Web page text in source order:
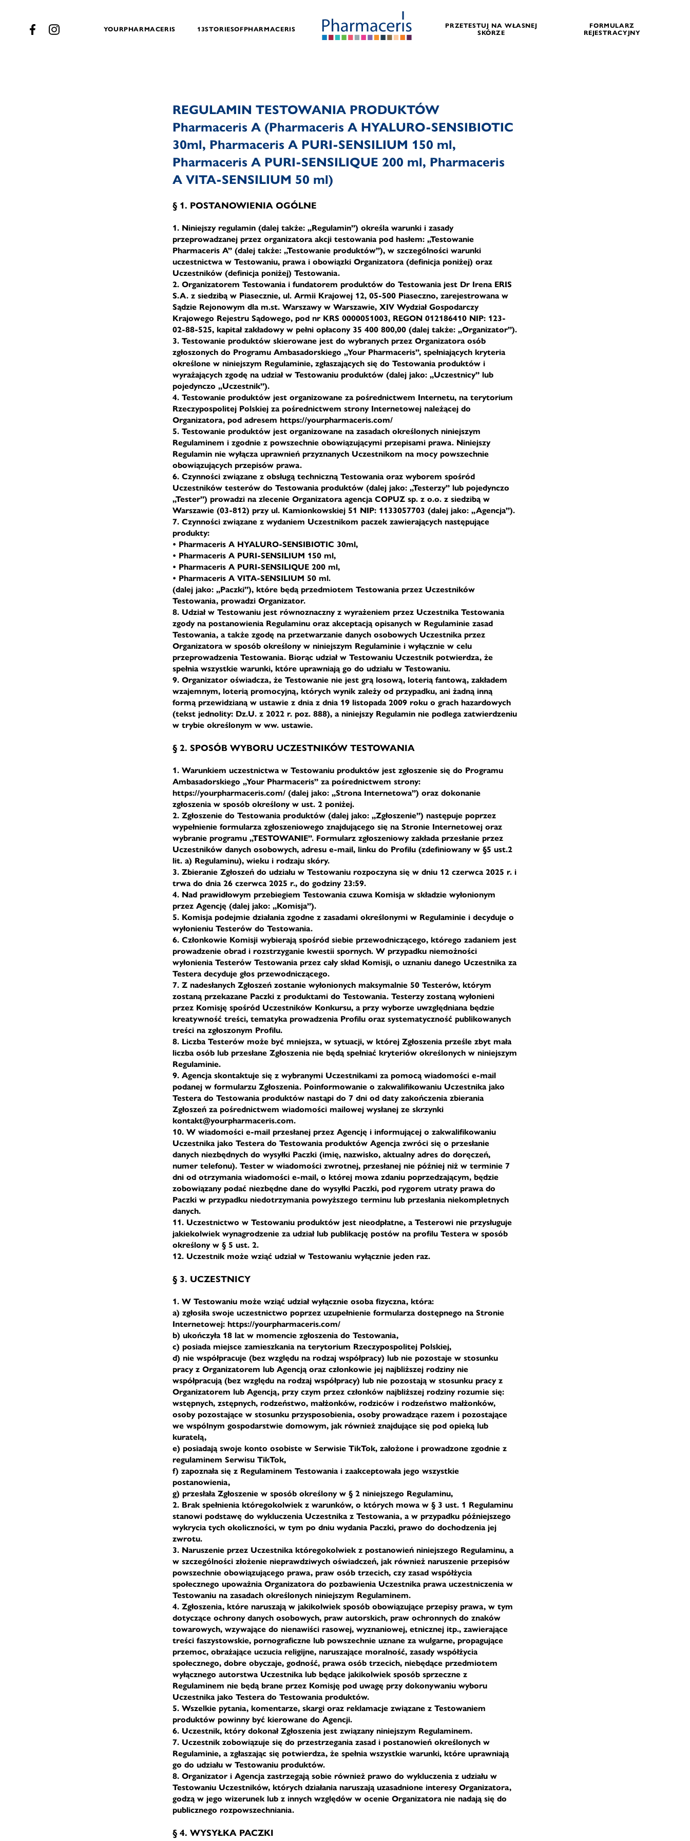
YOURPHARMACERIS 13STORIESOFPHARMACERIS
PRZETESTUJ NA WŁASNEJ
SKÓRZE
FORMULARZ
REJESTRACYJNY
REGULAMIN TESTOWANIA PRODUKTÓW
Pharmaceris A (Pharmaceris A HYALURO-SENSIBIOTIC
30ml, Pharmaceris A PURI-SENSILIUM 150 ml,
Pharmaceris A PURI-SENSILIQUE 200 ml, Pharmaceris
A VITA-SENSILIUM 50 ml)
§ 1. POSTANOWIENIA OGÓLNE
1. Niniejszy regulamin (dalej także: „Regulamin”) określa warunki i zasady
przeprowadzanej przez organizatora akcji testowania pod hasłem: „Testowanie
Pharmaceris A” (dalej także: „Testowanie produktów”), w szczególności warunki
uczestnictwa w Testowaniu, prawa i obowiązki Organizatora (definicja poniżej) oraz
Uczestników (definicja poniżej) Testowania.
2. Organizatorem Testowania i fundatorem produktów do Testowania jest Dr Irena ERIS
S.A. z siedzibą w Piasecznie, ul. Armii Krajowej 12, 05-500 Piaseczno, zarejestrowana w
Sądzie Rejonowym dla m.st. Warszawy w Warszawie, XIV Wydział Gospodarczy
Krajowego Rejestru Sądowego, pod nr KRS 0000051003, REGON 012186410 NIP: 123-
02-88-525, kapitał zakładowy w pełni opłacony 35 400 800,00 (dalej także: „Organizator”).
3. Testowanie produktów skierowane jest do wybranych przez Organizatora osób
zgłoszonych do Programu Ambasadorskiego „Your Pharmaceris”, spełniających kryteria
określone w niniejszym Regulaminie, zgłaszających się do Testowania produktów i
wyrażających zgodę na udział w Testowaniu produktów (dalej jako: „Uczestnicy” lub
pojedynczo „Uczestnik”).
4. Testowanie produktów jest organizowane za pośrednictwem Internetu, na terytorium
Rzeczypospolitej Polskiej za pośrednictwem strony Internetowej należącej do
Organizatora, pod adresem https://yourpharmaceris.com/
5. Testowanie produktów jest organizowane na zasadach określonych niniejszym
Regulaminem i zgodnie z powszechnie obowiązującymi przepisami prawa. Niniejszy
Regulamin nie wyłącza uprawnień przyznanych Uczestnikom na mocy powszechnie
obowiązujących przepisów prawa.
6. Czynności związane z obsługą techniczną Testowania oraz wyborem spośród
Uczestników testerów do Testowania produktów (dalej jako: „Testerzy” lub pojedynczo
„Tester”) prowadzi na zlecenie Organizatora agencja COPUZ sp. z o.o. z siedzibą w
Warszawie (03-812) przy ul. Kamionkowskiej 51 NIP: 1133057703 (dalej jako: „Agencja”).
7. Czynności związane z wydaniem Uczestnikom paczek zawierających następujące
produkty:
• Pharmaceris A HYALURO-SENSIBIOTIC 30ml,
• Pharmaceris A PURI-SENSILIUM 150 ml,
• Pharmaceris A PURI-SENSILIQUE 200 ml,
• Pharmaceris A VITA-SENSILIUM 50 ml.
(dalej jako: „Paczki”), które będą przedmiotem Testowania przez Uczestników
Testowania, prowadzi Organizator.
8. Udział w Testowaniu jest równoznaczny z wyrażeniem przez Uczestnika Testowania
zgody na postanowienia Regulaminu oraz akceptacją opisanych w Regulaminie zasad
Testowania, a także zgodę na przetwarzanie danych osobowych Uczestnika przez
Organizatora w sposób określony w niniejszym Regulaminie i wyłącznie w celu
przeprowadzenia Testowania. Biorąc udział w Testowaniu Uczestnik potwierdza, że
spełnia wszystkie warunki, które uprawniają go do udziału w Testowaniu.
9. Organizator oświadcza, że Testowanie nie jest grą losową, loterią fantową, zakładem
wzajemnym, loterią promocyjną, których wynik zależy od przypadku, ani żadną inną
formą przewidzianą w ustawie z dnia z dnia 19 listopada 2009 roku o grach hazardowych
(tekst jednolity: Dz.U. z 2022 r. poz. 888), a niniejszy Regulamin nie podlega zatwierdzeniu
w trybie określonym w ww. ustawie.
§ 2. SPOSÓB WYBORU UCZESTNIKÓW TESTOWANIA
1. Warunkiem uczestnictwa w Testowaniu produktów jest zgłoszenie się do Programu
Ambasadorskiego „Your Pharmaceris” za pośrednictwem strony:
https://yourpharmaceris.com/ (dalej jako: „Strona Internetowa”) oraz dokonanie
zgłoszenia w sposób określony w ust. 2 poniżej.
2. Zgłoszenie do Testowania produktów (dalej jako: „Zgłoszenie”) następuje poprzez
wypełnienie formularza zgłoszeniowego znajdującego się na Stronie Internetowej oraz
wybranie programu „TESTOWANIE”. Formularz zgłoszeniowy zakłada przesłanie przez
Uczestników danych osobowych, adresu e-mail, linku do Profilu (zdefiniowany w §5 ust.2
lit. a) Regulaminu), wieku i rodzaju skóry.
3. Zbieranie Zgłoszeń do udziału w Testowaniu rozpoczyna się w dniu 12 czerwca 2025 r. i
trwa do dnia 26 czerwca 2025 r., do godziny 23:59.
4. Nad prawidłowym przebiegiem Testowania czuwa Komisja w składzie wyłonionym
przez Agencję (dalej jako: „Komisja”).
5. Komisja podejmie działania zgodne z zasadami określonymi w Regulaminie i decyduje o
wyłonieniu Testerów do Testowania.
6. Członkowie Komisji wybierają spośród siebie przewodniczącego, którego zadaniem jest
prowadzenie obrad i rozstrzyganie kwestii spornych. W przypadku niemożności
wyłonienia Testerów Testowania przez cały skład Komisji, o uznaniu danego Uczestnika za
Testera decyduje głos przewodniczącego.
7. Z nadesłanych Zgłoszeń zostanie wyłonionych maksymalnie 50 Testerów, którym
zostaną przekazane Paczki z produktami do Testowania. Testerzy zostaną wyłonieni
przez Komisję spośród Uczestników Konkursu, a przy wyborze uwzględniana będzie
kreatywność treści, tematyka prowadzenia Profilu oraz systematyczność publikowanych
treści na zgłoszonym Profilu.
8. Liczba Testerów może być mniejsza, w sytuacji, w której Zgłoszenia prześle zbyt mała
liczba osób lub przesłane Zgłoszenia nie będą spełniać kryteriów określonych w niniejszym
Regulaminie.
9. Agencja skontaktuje się z wybranymi Uczestnikami za pomocą wiadomości e-mail
podanej w formularzu Zgłoszenia. Poinformowanie o zakwalifikowaniu Uczestnika jako
Testera do Testowania produktów nastąpi do 7 dni od daty zakończenia zbierania
Zgłoszeń za pośrednictwem wiadomości mailowej wysłanej ze skrzynki
kontakt@yourpharmaceris.com.
10. W wiadomości e-mail przesłanej przez Agencję i informującej o zakwalifikowaniu
Uczestnika jako Testera do Testowania produktów Agencja zwróci się o przesłanie
danych niezbędnych do wysyłki Paczki (imię, nazwisko, aktualny adres do doręczeń,
numer telefonu). Tester w wiadomości zwrotnej, przesłanej nie później niż w terminie 7
dni od otrzymania wiadomości e-mail, o której mowa zdaniu poprzedzającym, będzie
zobowiązany podać niezbędne dane do wysyłki Paczki, pod rygorem utraty prawa do
Paczki w przypadku niedotrzymania powyższego terminu lub przesłania niekompletnych
danych.
11. Uczestnictwo w Testowaniu produktów jest nieodpłatne, a Testerowi nie przysługuje
jakiekolwiek wynagrodzenie za udział lub publikację postów na profilu Testera w sposób
określony w § 5 ust. 2.
12. Uczestnik może wziąć udział w Testowaniu wyłącznie jeden raz.
§ 3. UCZESTNICY
1. W Testowaniu może wziąć udział wyłącznie osoba fizyczna, która:
a) zgłosiła swoje uczestnictwo poprzez uzupełnienie formularza dostępnego na Stronie
Internetowej: https://yourpharmaceris.com/
b) ukończyła 18 lat w momencie zgłoszenia do Testowania,
c) posiada miejsce zamieszkania na terytorium Rzeczypospolitej Polskiej,
d) nie współpracuje (bez względu na rodzaj współpracy) lub nie pozostaje w stosunku
pracy z Organizatorem lub Agencją oraz członkowie jej najbliższej rodziny nie
współpracują (bez względu na rodzaj współpracy) lub nie pozostają w stosunku pracy z
Organizatorem lub Agencją, przy czym przez członków najbliższej rodziny rozumie się:
wstępnych, zstępnych, rodzeństwo, małżonków, rodziców i rodzeństwo małżonków,
osoby pozostające w stosunku przysposobienia, osoby prowadzące razem i pozostające
we wspólnym gospodarstwie domowym, jak również znajdujące się pod opieką lub
kuratelą,
e) posiadają swoje konto osobiste w Serwisie TikTok, założone i prowadzone zgodnie z
regulaminem Serwisu TikTok,
f) zapoznała się z Regulaminem Testowania i zaakceptowała jego wszystkie
postanowienia,
g) przesłała Zgłoszenie w sposób określony w § 2 niniejszego Regulaminu,
2. Brak spełnienia któregokolwiek z warunków, o których mowa w § 3 ust. 1 Regulaminu
stanowi podstawę do wykluczenia Uczestnika z Testowania, a w przypadku późniejszego
wykrycia tych okoliczności, w tym po dniu wydania Paczki, prawo do dochodzenia jej
zwrotu.
3. Naruszenie przez Uczestnika któregokolwiek z postanowień niniejszego Regulaminu, a
w szczególności złożenie nieprawdziwych oświadczeń, jak również naruszenie przepisów
powszechnie obowiązującego prawa, praw osób trzecich, czy zasad współżycia
społecznego upoważnia Organizatora do pozbawienia Uczestnika prawa uczestniczenia w
Testowaniu na zasadach określonych niniejszym Regulaminem.
4. Zgłoszenia, które naruszają w jakikolwiek sposób obowiązujące przepisy prawa, w tym
dotyczące ochrony danych osobowych, praw autorskich, praw ochronnych do znaków
towarowych, wzywające do nienawiści rasowej, wyznaniowej, etnicznej itp., zawierające
treści faszystowskie, pornograficzne lub powszechnie uznane za wulgarne, propagujące
przemoc, obrażające uczucia religijne, naruszające moralność, zasady współżycia
społecznego, dobre obyczaje, godność, prawa osób trzecich, niebędące przedmiotem
wyłącznego autorstwa Uczestnika lub będące jakikolwiek sposób sprzeczne z
Regulaminem nie będą brane przez Komisję pod uwagę przy dokonywaniu wyboru
Uczestnika jako Testera do Testowania produktów.
5. Wszelkie pytania, komentarze, skargi oraz reklamacje związane z Testowaniem
produktów powinny być kierowane do Agencji.
6. Uczestnik, który dokonał Zgłoszenia jest związany niniejszym Regulaminem.
7. Uczestnik zobowiązuje się do przestrzegania zasad i postanowień określonych w
Regulaminie, a zgłaszając się potwierdza, że spełnia wszystkie warunki, które uprawniają
go do udziału w Testowaniu produktów.
8. Organizator i Agencja zastrzegają sobie również prawo do wykluczenia z udziału w
Testowaniu Uczestników, których działania naruszają uzasadnione interesy Organizatora,
godzą w jego wizerunek lub z innych względów w ocenie Organizatora nie nadają się do
publicznego rozpowszechniania.
§ 4. WYSYŁKA PACZKI